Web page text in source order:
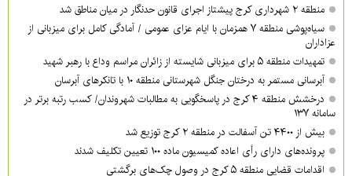
منطقه ۲ شهرداری کرج پیشتاز اجرای قانون حدنگار در میان مناطق شد
سیاه‌پوشی منطقه ۷ همزمان با ایام عزای عمومی / آمادگی کامل برای میزبانی از
عزاداران
تمهیدات منطقه ۵ برای میزبانی شایسته از زائران مراسم وداع با رهبر شهید
آبرسانی مستمر به درختان جنگل شهرستانی منطقه ۱۰ با تانکرهای آبرسان
درخشش منطقه ۴ کرج در پاسخگویی به مطالبات شهروندان/ کسب رتبه برتر در
سامانه ۱۳۷
بیش از ۴۴۰۰ تن آسفالت در منطقه ۲ کرج توزیع شد
پرونده‌های دارای رأی اعاده کمیسیون ماده ۱۰۰ تعیین تکلیف شدند
اقدامات قضایی منطقه ۵ کرج در وصول چک‌های برگشتی